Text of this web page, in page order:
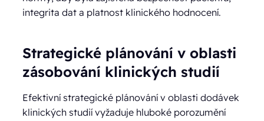
integrita dat a platnost klinického hodnocení.
Strategické plánování v oblasti
zásobování klinických studií
Efektivní strategické plánování v oblasti dodávek
klinických studií vyžaduje hluboké porozumění